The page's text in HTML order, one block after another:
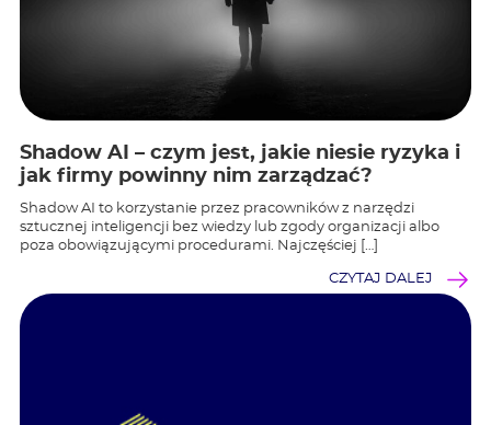
Shadow AI – czym jest, jakie niesie ryzyka i
jak firmy powinny nim zarządzać?
Shadow AI to korzystanie przez pracowników z narzędzi
sztucznej inteligencji bez wiedzy lub zgody organizacji albo
poza obowiązującymi procedurami. Najczęściej […]
CZYTAJ DALEJ